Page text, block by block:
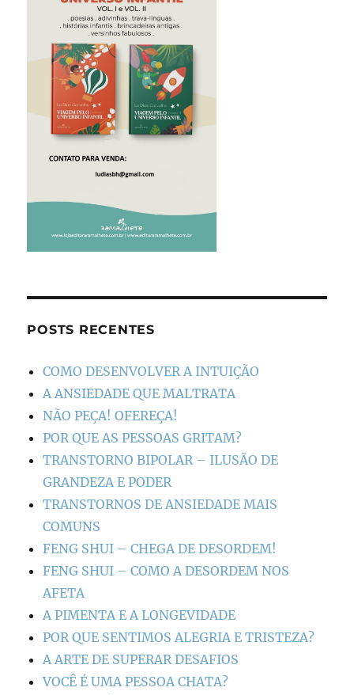
POSTS RECENTES
COMO DESENVOLVER A INTUIÇÃO
A ANSIEDADE QUE MALTRATA
NÃO PEÇA! OFEREÇA!
POR QUE AS PESSOAS GRITAM?
TRANSTORNO BIPOLAR – ILUSÃO DE
GRANDEZA E PODER
TRANSTORNOS DE ANSIEDADE MAIS
COMUNS
FENG SHUI – CHEGA DE DESORDEM!
FENG SHUI – COMO A DESORDEM NOS
AFETA
A PIMENTA E A LONGEVIDADE
POR QUE SENTIMOS ALEGRIA E TRISTEZA?
A ARTE DE SUPERAR DESAFIOS
VOCÊ É UMA PESSOA CHATA?